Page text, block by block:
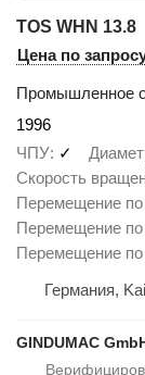
TOS WHN 13.8
Цена по
Промышленное
1996
ЧПУ ✓
Скорость
Перемещение по
Перемещение по
Перемещение по
Германия,
GINDUMAC